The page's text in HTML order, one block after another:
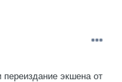
экшена от